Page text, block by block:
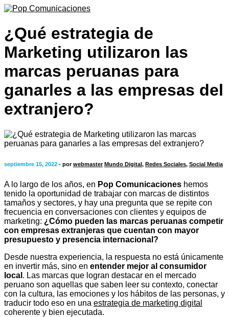
¿Qué estrategia de
Marketing utilizaron las
marcas peruanas para
ganarles a las empresas del
extranjero?
septiembre 15, 2022 - porwebmaster Mundo Digital, Redes Sociales, Social Media
A lo largo de los años, en Pop Comunicaciones hemos
tenido la oportunidad de trabajar con marcas de distintos
tamaños y sectores, y hay una pregunta que se repite con
frecuencia en conversaciones con clientes y equipos de
marketing: ¿Cómo pueden las marcas peruanas competir
con empresas extranjeras que cuentan con mayor
presupuesto y presencia internacional?
Desde nuestra experiencia, la respuesta no está únicamente
en invertir más, sino en entender mejor al consumidor
local . Las marcas que logran destacar en el mercado
peruano son aquellas que saben leer su contexto, conectar
con la cultura, las emociones y los hábitos de las personas, y
traducir todo eso en una estrategia de marketing digital
coherente y bien ejecutada.